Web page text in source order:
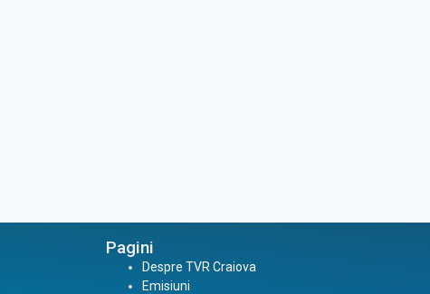
Pagini
Despre TVR Craiova
Emisiuni